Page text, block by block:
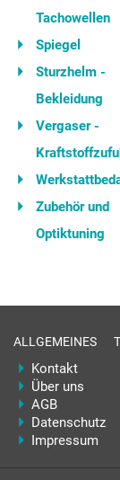
Tachowellen
Spiegel
Sturzhelm -
Bekleidung
Vergaser -
Zubehör und
Optiktuning
ALLGEMEINES
Kontakt
Über uns
AGB
Datenschutz
Impressum